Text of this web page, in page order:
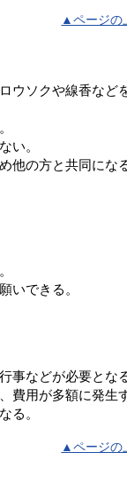
▲ページの
ウソクや線香など
い。
他の方と共同にな
いできる。
事などが必要とな
費用が多額に発生
る。
▲ページの